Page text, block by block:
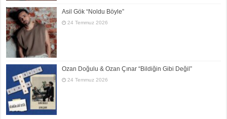
Asil Gök “Noldu Böyle”
24 Temmuz 2026
Ozan Doğulu & Ozan Çınar “Bildiğin Gibi Değil”
24 Temmuz 2026